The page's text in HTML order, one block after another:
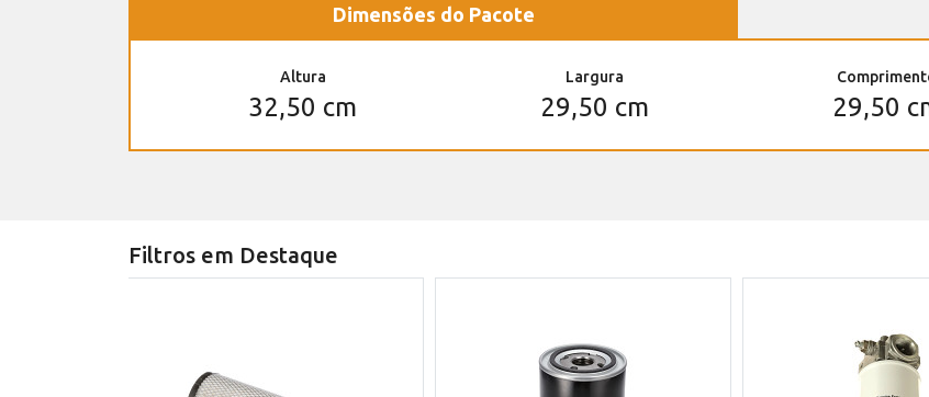
Dimensões do Pacote
Altura
32,50 cm
Largura
29,50 cm 29,50
Filtros em Destaque